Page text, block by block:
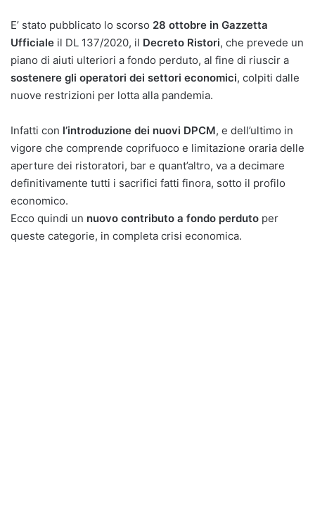
E’ stato pubblicato lo scorso 28 ottobre in Gazzetta
Ufficiale il DL 137/2020, il Decreto Ristori, che prevede un
piano di aiuti ulteriori a fondo perduto, al fine di riuscir a
sostenere gli operatori dei settori economici, colpiti dalle
nuove restrizioni per lotta alla pandemia.
Infatti con l’introduzione dei nuovi DPCM, e dell’ultimo in
vigore che comprende coprifuoco e limitazione oraria delle
aperture dei ristoratori, bar e quant’altro, va a decimare
definitivamente tutti i sacrifici fatti finora, sotto il profilo
economico.
Ecco quindi un nuovo contributo a fondo perduto per
queste categorie, in completa crisi economica.